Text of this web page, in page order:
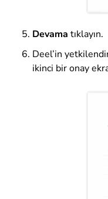
Devama tıklayın.
Deel’in
ikinci bir onay